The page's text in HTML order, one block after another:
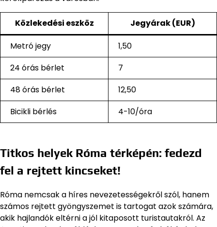
Közlekedési eszköz Jegyárak (EUR)
Metró jegy
1,50
24 órás bérlet
7
48 órás bérlet
12,50
Bicikli bérlés
4-10/óra
Titkos helyek Róma térképén: fedezd
fel a rejtett kincseket!
Róma nemcsak a híres nevezetességekről szól, hanem
számos rejtett gyöngyszemet is tartogat azok számára,
akik hajlandók eltérni a jól kitaposott turistautakról. Az